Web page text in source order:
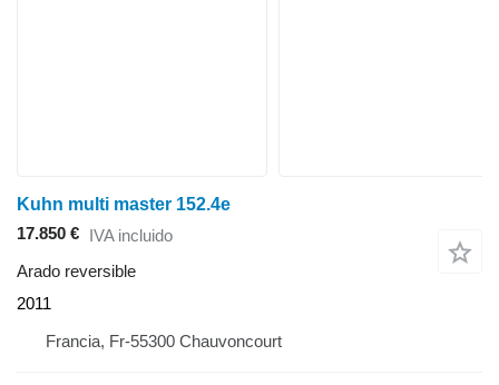
Kuhn multi master 152.4e
17.850 € IVA incluido
Arado reversible
2011
Francia, Fr-55300 Chauvoncourt